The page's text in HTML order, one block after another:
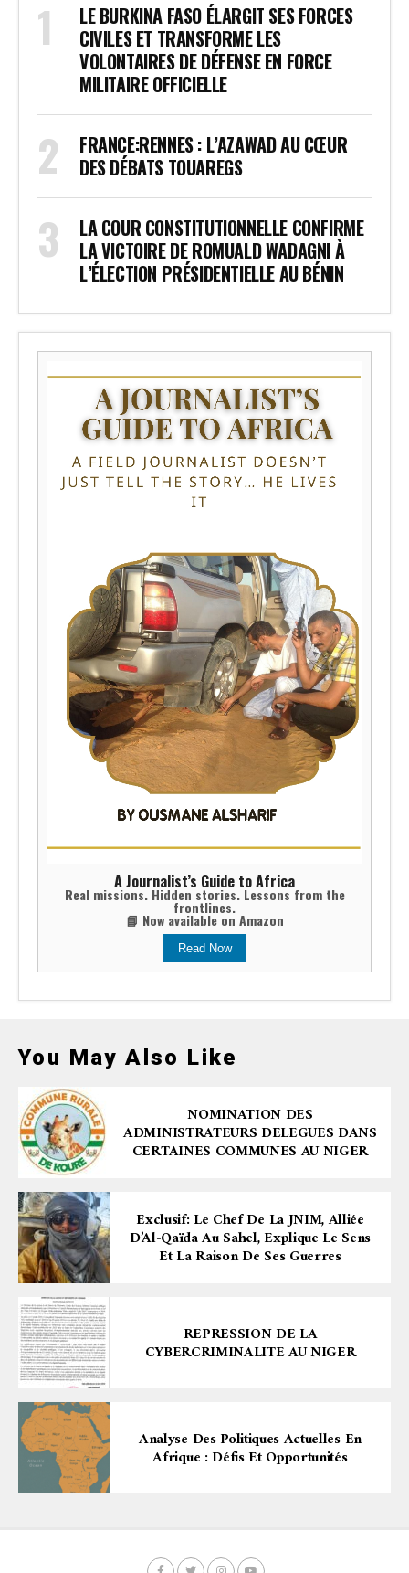
LE BURKINA FASO ÉLARGIT SES FORCES
CIVILES ET TRANSFORME LES
VOLONTAIRES DE DÉFENSE EN FORCE
MILITAIRE OFFICIELLE
FRANCE:RENNES : L’AZAWAD AU CŒUR
DES DÉBATS TOUAREGS
LA COUR CONSTITUTIONNELLE CONFIRME
LA VICTOIRE DE ROMUALD WADAGNI À
L’ÉLECTION PRÉSIDENTIELLE AU BÉNIN
A Journalist’s Guide to Africa
Real missions. Hidden stories. Lessons from the
frontlines.
📘 Now available on Amazon
Read Now
You May Also Like
NOMINATION DES
ADMINISTRATEURS DELEGUES DANS
CERTAINES COMMUNES AU NIGER
Exclusif: Le Chef De La JNIM, Alliée
D’Al-Qaïda Au Sahel, Explique Le Sens
Et La Raison De Ses Guerres
REPRESSION DE LA
CYBERCRIMINALITE AU NIGER
Analyse Des Politiques Actuelles En
Afrique : Défis Et Opportunités